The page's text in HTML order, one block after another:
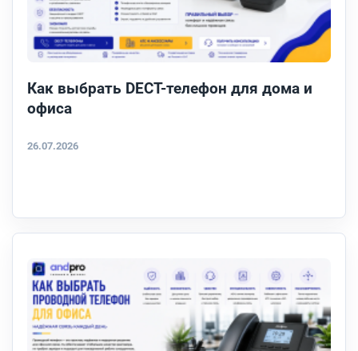
Как выбрать DECT-телефон для дома и
офиса
26.07.2026